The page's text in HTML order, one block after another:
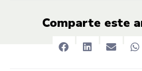
Comparte este